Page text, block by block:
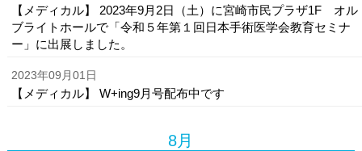
【メディカル】 2023年9月2日（土）に宮崎市民プラザ1F オル
ブライトホールで「令和５年第１回日本手術医学会教育セミナ
ー」に出展しました。
2023年09月01日
【メディカル】 W+ing9月号配布中です
8月